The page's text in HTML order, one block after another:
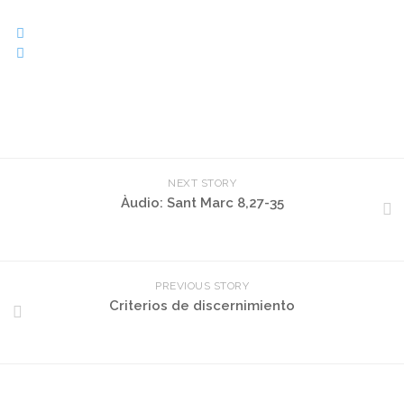
NEXT STORY
Àudio: Sant Marc 8,27-35
PREVIOUS STORY
Criterios de discernimiento